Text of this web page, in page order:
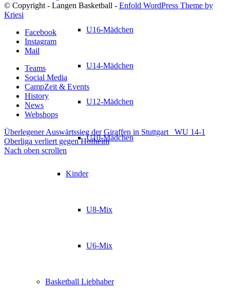
U16-Mädchen
U14-Mädchen
U12-Mädchen
U10-Mädchen
Kinder
U8-Mix
U6-Mix
Basketball Liebhaber
© Copyright - Langen Basketball - Enfold WordPress Theme by
Kriesi
Facebook
Instagram
Mail
Teams
Social Media
CampZeit & Events
History
News
Webshops
Überlegener Auswärtssieg der Giraffen in Stuttgart
WU 14-1
Oberliga verliert gegen Hofheim
Nach oben scrollen